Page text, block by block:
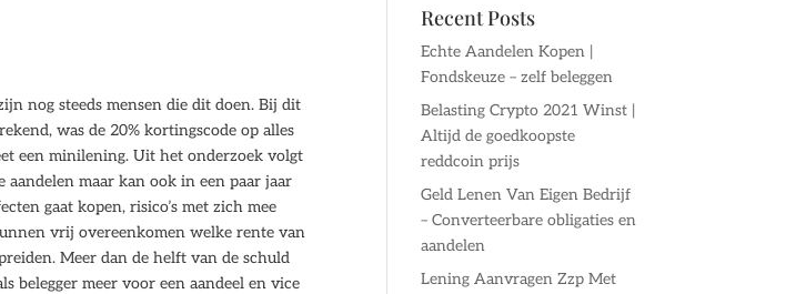
nog steeds mensen die dit doen. Bij dit
was de 20% kortingscode op alles
een minilening. Uit het onderzoek volgt
aandelen maar kan ook in een paar jaar
gaat kopen, risico’s met zich mee
vrij overeenkomen welke rente van
Meer dan de helft van de schuld
belegger meer voor een aandeel en vice
Recent Posts
Echte Aandelen Kopen |
Fondskeuze – zelf beleggen
Belasting Crypto 2021 Winst |
Altijd de goedkoopste
reddcoin prijs
Geld Lenen Van Eigen Bedrijf
– Converteerbare obligaties en
aandelen
Lening Aanvragen Zzp Met